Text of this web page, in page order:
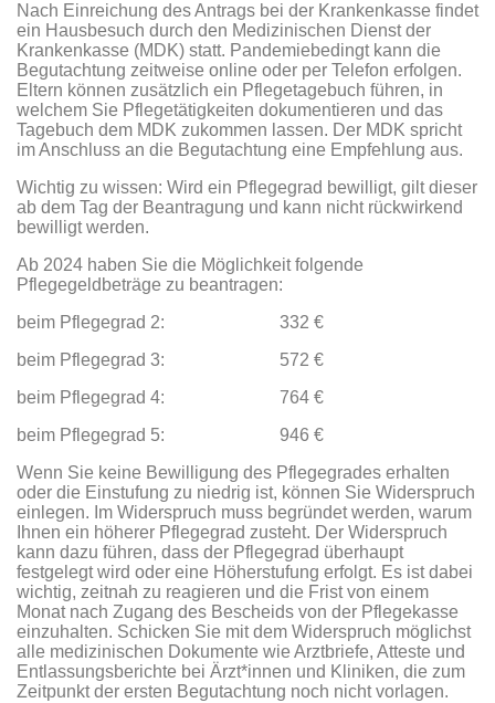
Nach Einreichung des Antrags bei der Krankenkasse findet
ein Hausbesuch durch den Medizinischen Dienst der
Krankenkasse (MDK) statt. Pandemiebedingt kann die
Begutachtung zeitweise online oder per Telefon erfolgen.
Eltern können zusätzlich ein Pflegetagebuch führen, in
welchem Sie Pflegetätigkeiten dokumentieren und das
Tagebuch dem MDK zukommen lassen. Der MDK spricht
im Anschluss an die Begutachtung eine Empfehlung aus.
Wichtig zu wissen: Wird ein Pflegegrad bewilligt, gilt dieser
ab dem Tag der Beantragung und kann nicht rückwirkend
bewilligt werden.
Ab 2024 haben Sie die Möglichkeit folgende
Pflegegeldbeträge zu beantragen:
beim Pflegegrad 2: 332 €
beim Pflegegrad 3: 572 €
beim Pflegegrad 4: 764 €
beim Pflegegrad 5: 946 €
Wenn Sie keine Bewilligung des Pflegegrades erhalten
oder die Einstufung zu niedrig ist, können Sie Widerspruch
einlegen. Im Widerspruch muss begründet werden, warum
Ihnen ein höherer Pflegegrad zusteht. Der Widerspruch
kann dazu führen, dass der Pflegegrad überhaupt
festgelegt wird oder eine Höherstufung erfolgt. Es ist dabei
wichtig, zeitnah zu reagieren und die Frist von einem
Monat nach Zugang des Bescheids von der Pflegekasse
einzuhalten. Schicken Sie mit dem Widerspruch möglichst
alle medizinischen Dokumente wie Arztbriefe, Atteste und
Entlassungsberichte bei Ärzt*innen und Kliniken, die zum
Zeitpunkt der ersten Begutachtung noch nicht vorlagen.